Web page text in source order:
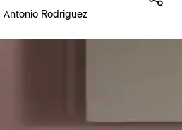
Rodriguez